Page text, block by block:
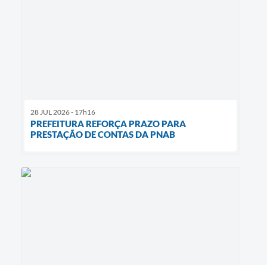
28 JUL 2026 - 17h16
PREFEITURA REFORÇA PRAZO PARA
PRESTAÇÃO DE CONTAS DA PNAB